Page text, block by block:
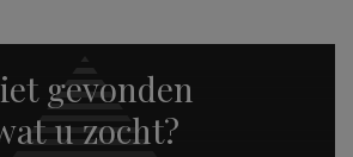
gevonden
u zocht?